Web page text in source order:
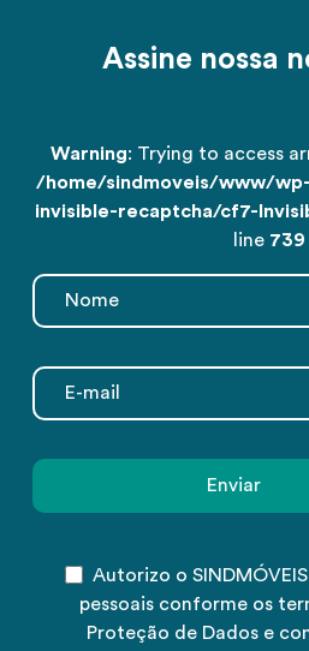
Assine nossa
Warning: Trying to access
/home/sindmoveis/www/
invisible-recaptcha/cf7-
line 739
Autorizo o
pessoais conforme os
Proteção de Dados e